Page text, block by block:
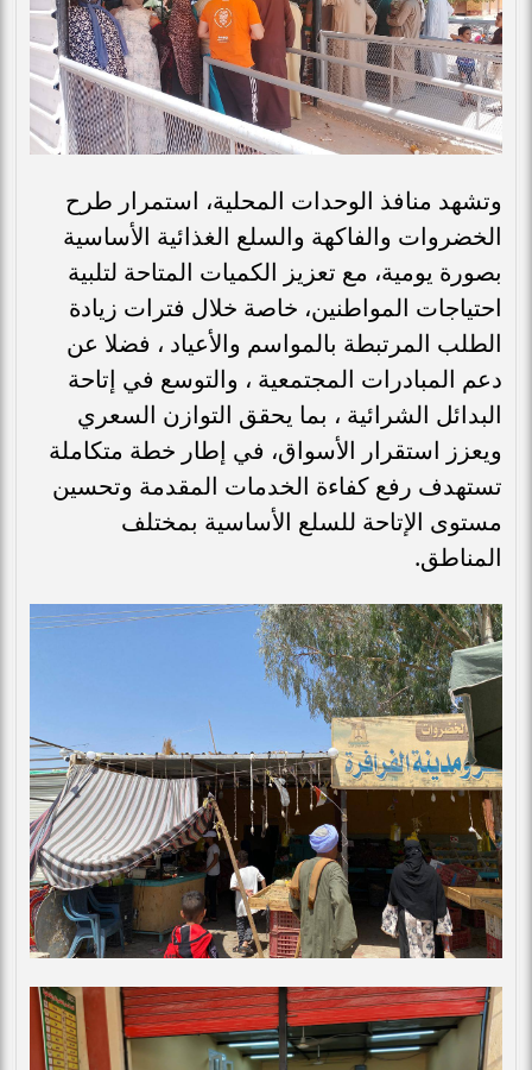
وتشهد منافذ الوحدات المحلية، استمرار طرح
الخضروات والفاكهة والسلع الغذائية الأساسية
بصورة يومية، مع تعزيز الكميات المتاحة لتلبية
احتياجات المواطنين، خاصة خلال فترات زيادة
الطلب المرتبطة بالمواسم والأعياد ، فضلا عن
دعم المبادرات المجتمعية ، والتوسع في إتاحة
البدائل الشرائية ، بما يحقق التوازن السعري
ويعزز استقرار الأسواق، في إطار خطة متكاملة
تستهدف رفع كفاءة الخدمات المقدمة وتحسين
مستوى الإتاحة للسلع الأساسية بمختلف
المناطق.